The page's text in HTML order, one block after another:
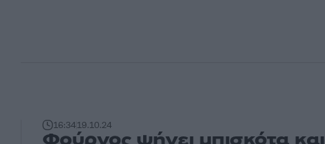
16:3419.10.24